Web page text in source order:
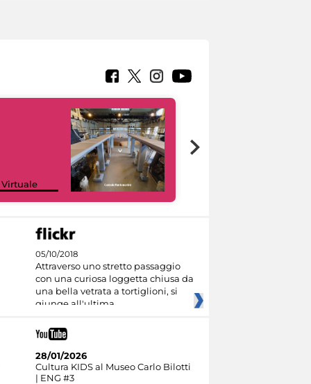
Virtuale
05/10/2018
Attraverso uno stretto passaggio
con una curiosa loggetta chiusa da
una bella vetrata a tortiglioni, si
giunge all'ultima
28/01/2026
Cultura KIDS al Museo Carlo Bilotti
| ENG #3